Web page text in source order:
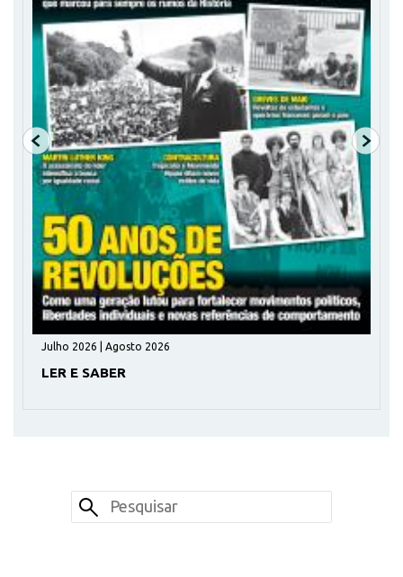
Julho 2026 | Agosto 2026
LER E SABER